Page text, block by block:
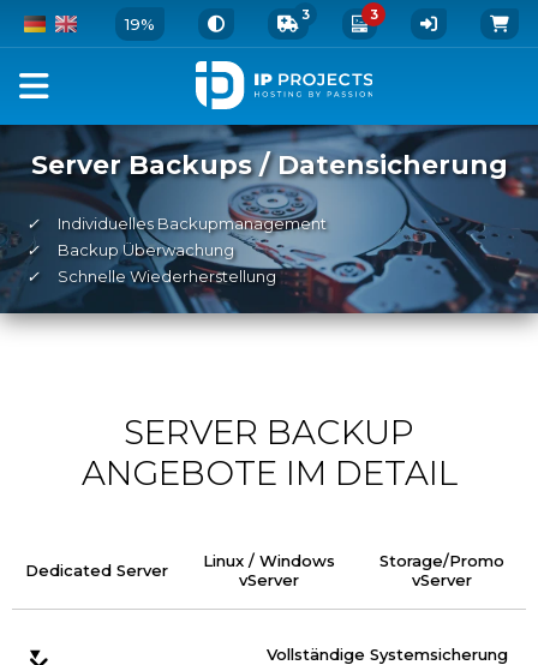
19% 3 3
Server Backups / Datensicherung
✓
Individuelles Backupmanagement
✓
Backup Überwachung
✓
Schnelle Wiederherstellung
SERVER BACKUP
ANGEBOTE IM DETAIL
Dedicated Server
Linux / Windows
vServer
Storage/Promo
vServer
Vollständige Systemsicherung